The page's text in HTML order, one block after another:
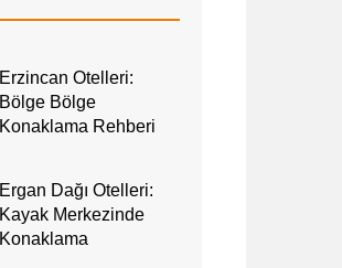
Erzincan Otelleri:
Bölge Bölge
Konaklama Rehberi
Ergan Dağı Otelleri:
Kayak Merkezinde
Konaklama